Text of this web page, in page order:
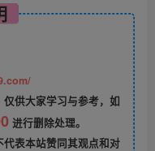
供大家学习与参考，如
进行删除处理。
表本站赞同其观点和对